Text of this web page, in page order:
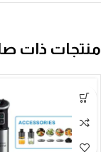
منتجات ذات